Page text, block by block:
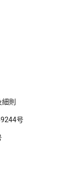
則
号